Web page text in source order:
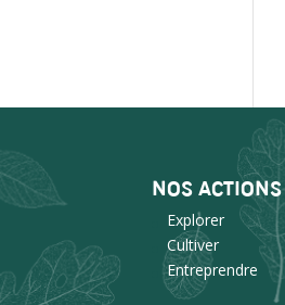
NOS ACTIONS
Explorer
Cultiver
Entreprendre